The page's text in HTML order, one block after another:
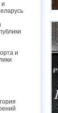
и
и